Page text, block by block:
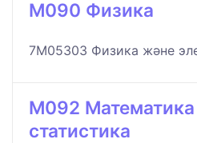
M090 Физика
7M05303 Физика және
M092
статистика